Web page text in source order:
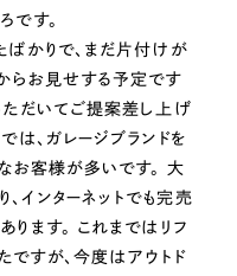
です。
ばかりで、まだ片付けが
らお見せする予定です
ただいてご提案差し上げ
は、 ガレージブランドを
お客様が多い です。 大
インターネットでも完売
ります。 これまでは リフ
ですが、今度はアウトド